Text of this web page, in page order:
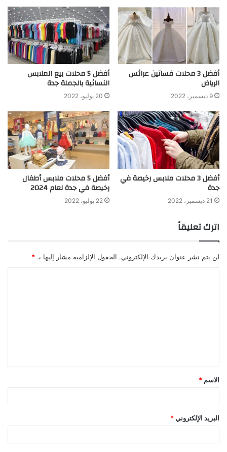
أفضل 3 محلات فساتين عرائس
الرياض
9 ديسمبر، 2022
أفضل 5 محلات بيع الملابس
النسائية بالجملة جدة
20 يوليو، 2022
أفضل 3 محلات ملابس رخيصة في
جدة
21 ديسمبر، 2022
أفضل 5 محلات ملابس أطفال
رخيصة في جدة لعام 2024
22 يوليو، 2022
اترك تعليقاً
لن يتم نشر عنوان بريدك الإلكتروني. الحقول الإلزامية مشار إليها بـ *
الاسم *
البريد الإلكتروني *